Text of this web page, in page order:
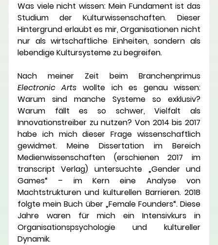
Was viele nicht wissen: Mein Fundament ist das
Studium der Kulturwissenschaften. Dieser
Hintergrund erlaubt es mir, Organisationen nicht
nur als wirtschaftliche Einheiten, sondern als
lebendige Kultursysteme zu begreifen.
Electronic Arts wollte ich es genau wissen:
Warum sind manche Systeme so exklusiv?
Warum fällt es so schwer, Vielfalt als
Innovationstreiber zu nutzen? Von 2014 bis 2017
habe ich mich dieser Frage wissenschaftlich
gewidmet. Meine Dissertation im Bereich
Medienwissenschaften (erschienen 2017 im
transcript Verlag) untersuchte „Gender und
Games“ – im Kern eine Analyse von
Machtstrukturen und kulturellen Barrieren. 2018
folgte mein Buch über „Female Founders“. Diese
Organisationspsychologie und kultureller
Dynamik.